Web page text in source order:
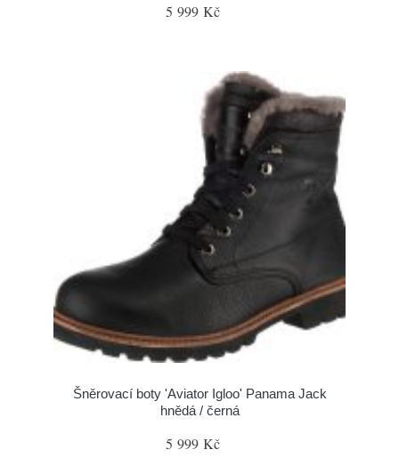
5 999 Kč
Šněrovací boty 'Aviator Igloo' Panama Jack
hnědá / černá
5 999 Kč